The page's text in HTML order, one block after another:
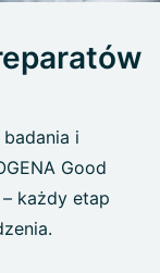
i
Good
każdy etap